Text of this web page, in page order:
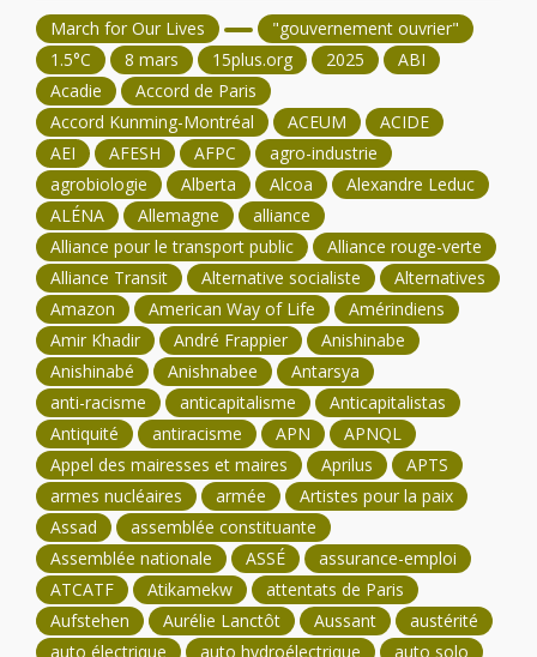
March for Our Lives
"gouvernement ouvrier"
1.5°C
8 mars 15plus.org 2025
ABI
Acadie
Accord de Paris
Accord Kunming-Montréal
ACEUM
ACIDE
AEI
AFESH AFPC
agro-industrie
agrobiologie
Alberta Alcoa
Alexandre Leduc
ALÉNA
Allemagne
alliance
Alliance pour le transport public
Alliance rouge-verte
Alliance Transit
Alternative socialiste
Alternatives
Amazon
American Way of Life
Amérindiens
Amir Khadir
André Frappier
Anishinabe
Anishinabé
Anishnabee
Antarsya
anti-racisme
anticapitalisme
Anticapitalistas
Antiquité
antiracisme APN
APNQL
Appel des mairesses et maires
Aprilus
APTS
armes nucléaires
armée
Artistes pour la paix
Assad
assemblée constituante
Assemblée nationale
ASSÉ
assurance-emploi
ATCATF
Atikamekw
attentats de Paris
Aufstehen
Aurélie Lanctôt Aussant
austérité
auto électrique
auto hydroélectrique auto solo